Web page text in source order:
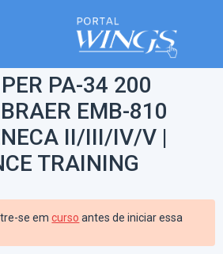
PA-34 200
EMB-810
II/III/IV/V |
TRAINING
se emcurso antes de iniciar essa